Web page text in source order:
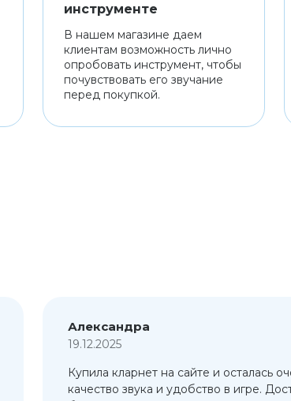
инструменте
В нашем магазине даем
клиентам возможность лично
опробовать инструмент, чтобы
почувствовать его звучание
перед покупкой.
Александра
19.12.2025
Купила кларнет на сайте и осталась
качество звука и удобство в игре.